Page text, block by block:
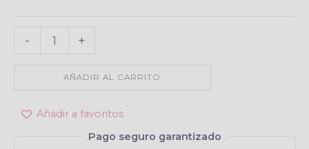
- +
AÑADIR AL CARRITO
Añadir a favoritos
Pago seguro garantizado